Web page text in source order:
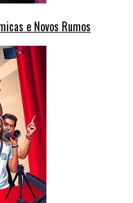
e Novos Rumos